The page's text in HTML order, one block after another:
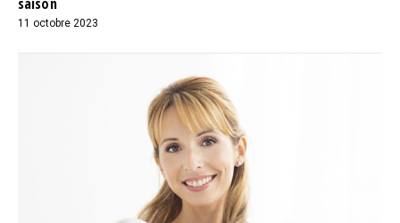
11 octobre 2023